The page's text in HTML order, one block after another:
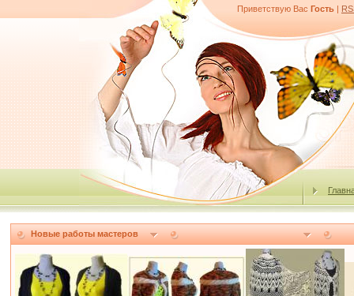
Приветствую Вас Гость |
Новые работы мастеров